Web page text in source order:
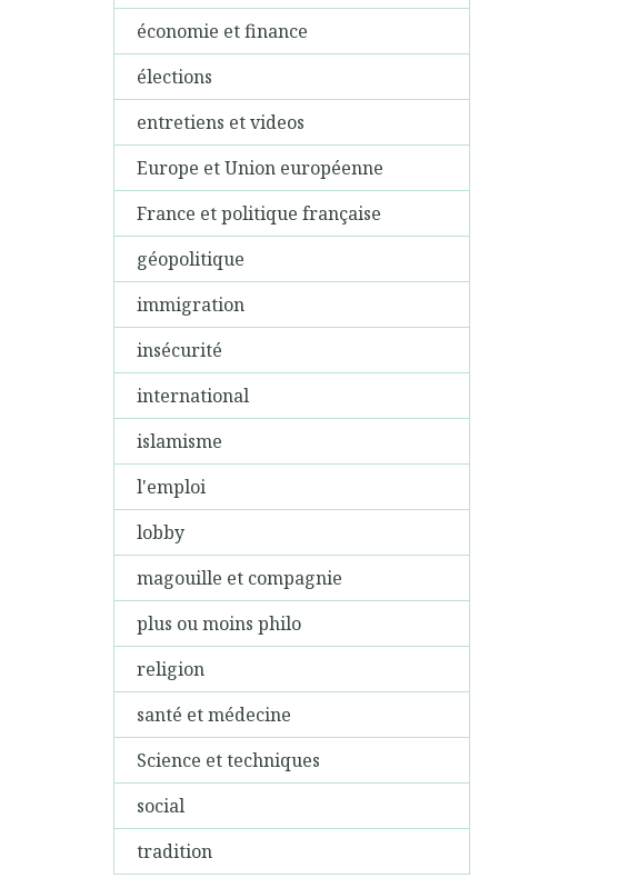
économie et finance
élections
entretiens et videos
Europe et Union européenne
France et politique française
géopolitique
immigration
insécurité
international
islamisme
l'emploi
lobby
magouille et compagnie
plus ou moins philo
religion
santé et médecine
Science et techniques
social
tradition